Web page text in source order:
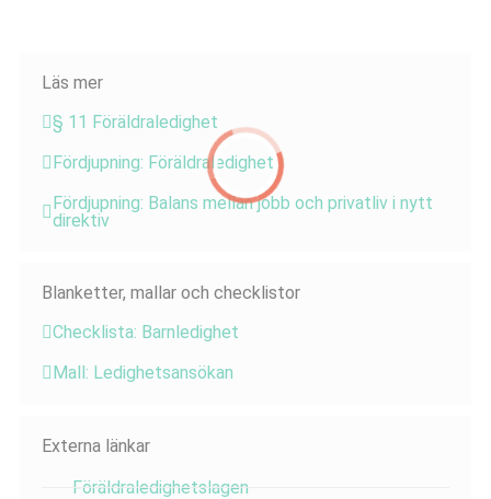
Läs mer
§ 11 Föräldraledighet
Fördjupning: Föräldraledighet
Fördjupning: Balans mellan jobb och privatliv i nytt
direktiv
Blanketter, mallar och checklistor
Checklista: Barnledighet
Mall: Ledighetsansökan
Externa länkar
Föräldraledighetslagen